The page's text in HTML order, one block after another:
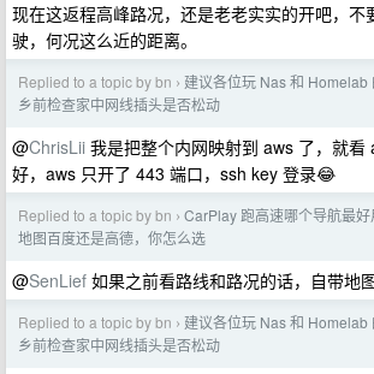
现在这返程高峰路况，还是老老实实的开吧，不
驶，何况这么近的距离。
Replied to a topic by bn › 建议各位玩 Nas 和 Homelab
乡前检查家中网线插头是否松动
@ChrisLii 我是把整个内网映射到 aws 了，就看
好，aws 只开了 443 端口，ssh key 登录😂
Replied to a topic by bn › CarPlay 跑高速哪个导航最
地图百度还是高德，你怎么选
@SenLief 如果之前看路线和路况的话，自带地
Replied to a topic by bn › 建议各位玩 Nas 和 Homelab
乡前检查家中网线插头是否松动